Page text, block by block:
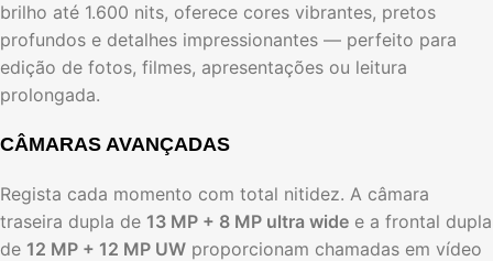
brilho até 1.600 nits, oferece cores vibrantes, pretos
profundos e detalhes impressionantes — perfeito para
edição de fotos, filmes, apresentações ou leitura
prolongada.
CÂMARAS AVANÇADAS
Regista cada momento com total nitidez. A câmara
traseira dupla de 13 MP + 8 MP ultra wide e a frontal dupla
de 12 MP + 12 MP UW proporcionam chamadas em vídeo